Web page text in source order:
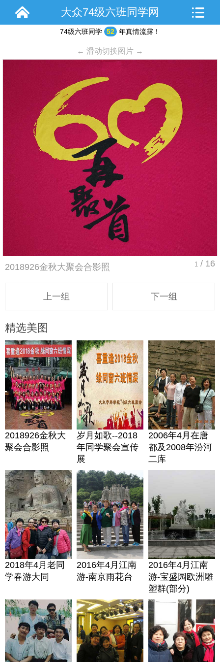
大众74级六班同学网
74级六班同学 52 年真情流露！
← 滑动切换图片 →
1 / 16
2018926金秋大聚会合影照
上一组 下一组
精选美图
2018926金秋大
聚会合影照
岁月如歌--2018
年同学聚会宣传
展
2006年4月在唐
都及2008年汾河
二库
2018年4月老同
学春游大同
2016年4月江南
游-南京雨花台
2016年4月江南
游-宝盛园欧洲雕
塑群(部分)